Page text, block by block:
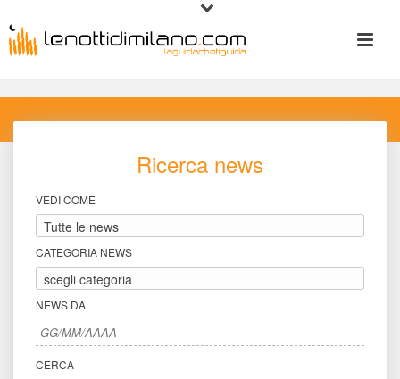
Ricerca new
VEDI COME
CATEGORIA NEWS
NEWS DA
CERCA